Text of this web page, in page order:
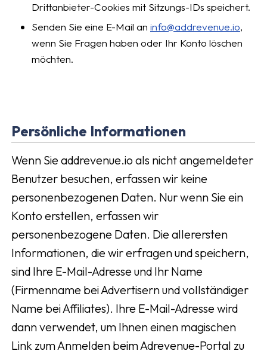
Drittanbieter-Cookies mit Sitzungs-IDs speichert.
Senden Sie eine E-Mail an info@addrevenue.io,
wenn Sie Fragen haben oder Ihr Konto löschen
möchten.
Persönliche Informationen
Wenn Sie addrevenue.io als nicht angemeldeter
Benutzer besuchen, erfassen wir keine
personenbezogenen Daten. Nur wenn Sie ein
Konto erstellen, erfassen wir
personenbezogene Daten. Die allerersten
Informationen, die wir erfragen und speichern,
sind Ihre E-Mail-Adresse und Ihr Name
(Firmenname bei Advertisern und vollständiger
Name bei Affiliates). Ihre E-Mail-Adresse wird
dann verwendet, um Ihnen einen magischen
Link zum Anmelden beim Adrevenue-Portal zu